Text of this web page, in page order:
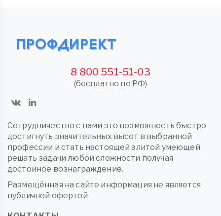
8 800 551-51-03
(бесплатно по РФ)
Сотрудничество с нами это возможность быстро
достигнуть значительных высот в выбранной
профессии и стать настоящей элитой умеющей
решать задачи любой сложности получая
достойное вознаграждение.
Размещённая на сайте информация не является
публичной офертой